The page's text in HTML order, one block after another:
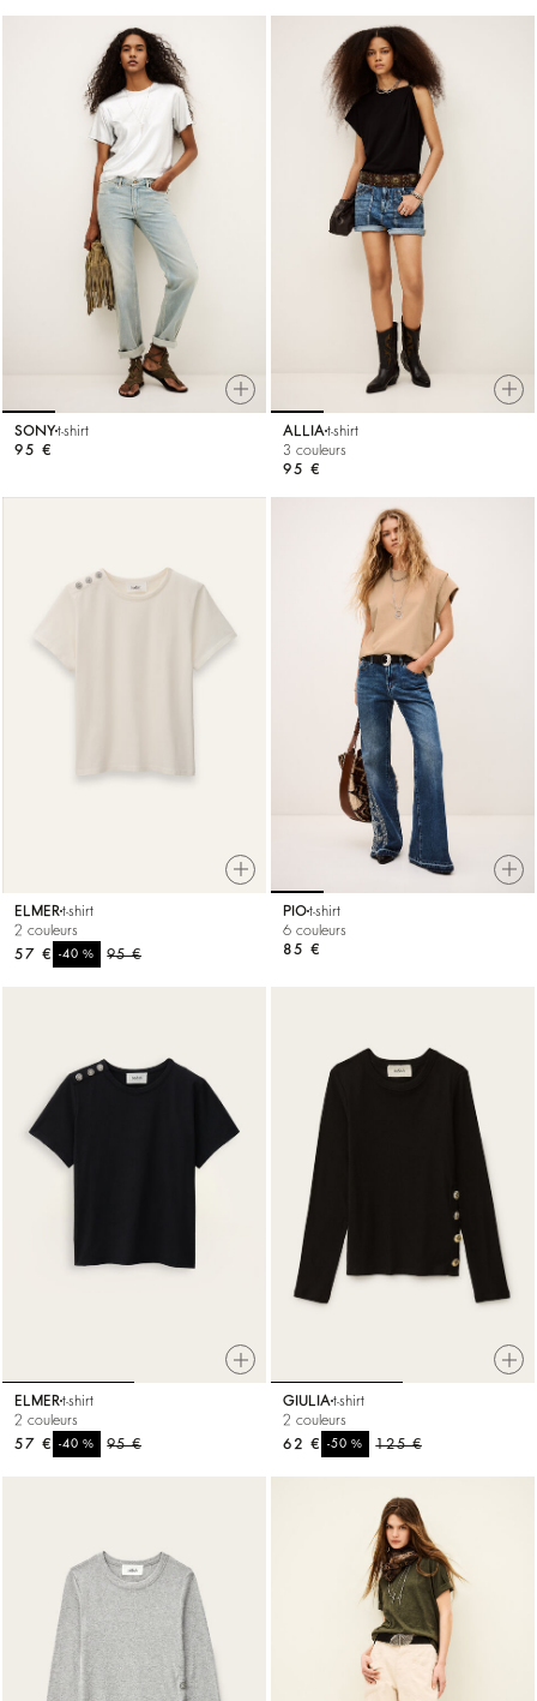
SONYt-shirt
95 €
ALLIA t-shirt
3 couleurs
95 €
ELMER t-shirt
2 couleurs
95 €
-40%
57 €
PIOt-shirt
6 couleurs
85 €
ELMER t-shirt
2 couleurs
95 €
-40%
57 €
GIULIA t-shirt
2 couleurs
125 €
-50%
62 €